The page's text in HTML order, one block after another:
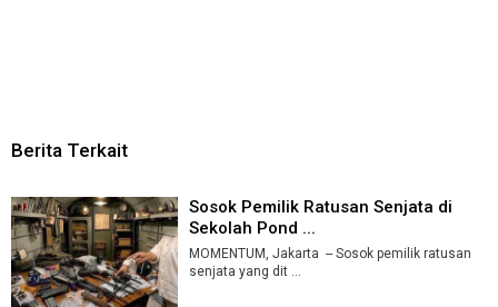
Berita Terkait
Sosok Pemilik Ratusan Senjata di
Sekolah Pond ...
MOMENTUM, Jakarta -- Sosok pemilik ratusan
senjata yang dit ...